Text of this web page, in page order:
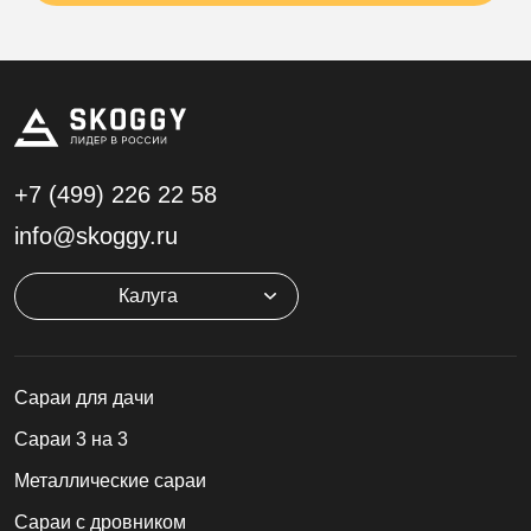
+7 (499) 226 22 58
info@skoggy.ru
Калуга
Cараи для дачи
Сараи 3 на 3
Металлические сараи
Сараи с дровником